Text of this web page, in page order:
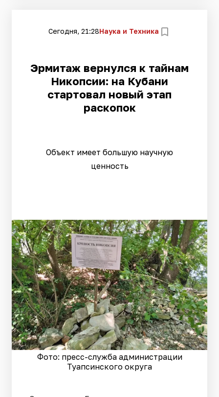
Сегодня, 21:28Наука и Техника
Эрмитаж вернулся к тайнам
Никопсии: на Кубани
стартовал новый этап
раскопок
Объект имеет большую научную
ценность
Фото: пресс-служба администрации
Туапсинского округа